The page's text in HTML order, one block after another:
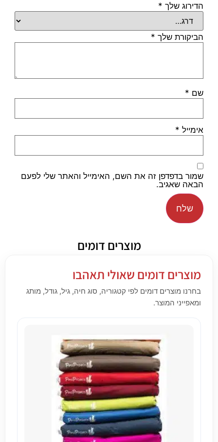
הדירוג שלך *
הביקורת שלך *
שם *
אימייל *
שמור בדפדפן זה את השם, האימייל והאתר שלי לפעם
הבאה שאגיב.
מוצרים דומים
מוצרים דומים שאולי תאהבו
בחרנו מוצרים דומים לפי קטגוריה, סוג חיה, גיל, גודל, מותג
ומאפייני המוצר.